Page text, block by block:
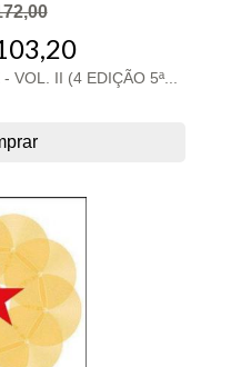
VOL. II (4 EDIÇÃO 5ª...